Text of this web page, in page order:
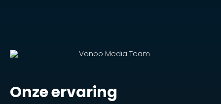
Onze ervaring